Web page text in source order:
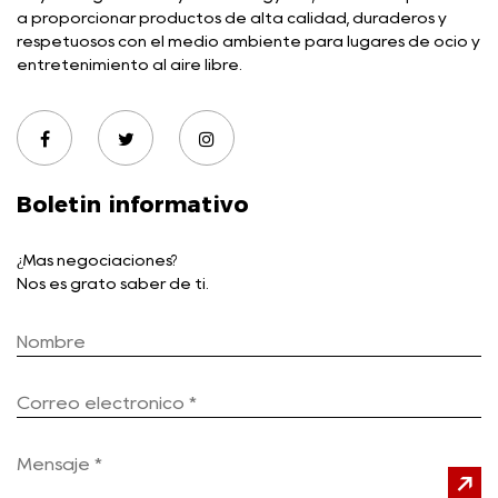
a proporcionar productos de alta calidad, duraderos y
respetuosos con el medio ambiente para lugares de ocio y
entretenimiento al aire libre.
Boletin informativo
¿Más negociaciones?
Nos es grato saber de ti.